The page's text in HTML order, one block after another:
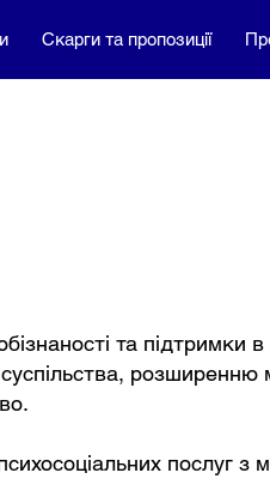
Скарги та пропозиції
та підтримки
суспільства,
послуг